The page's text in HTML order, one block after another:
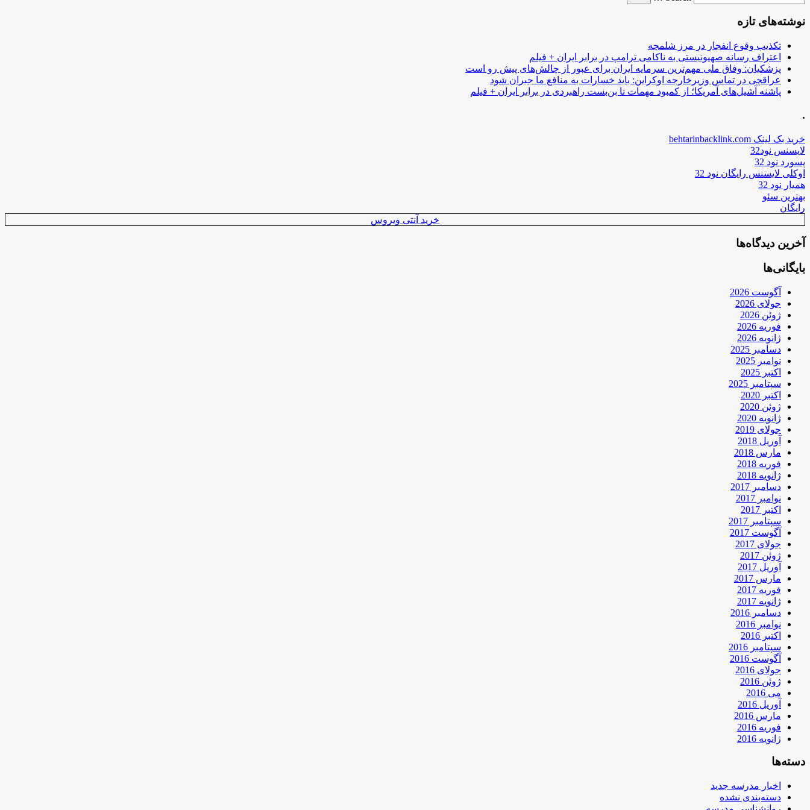
نوشته‌های تازه
تکذیب وقوع انفجار در مرز شلمچه
اعتراف رسانه صهیونیستی به ناکامی ترامپ در برابر ایران + فیلم
پزشکیان: وفاق ملی مهم‌ترین سرمایه ایران برای عبور از چالش‌های پیش رو است
عراقچی در تماس وزیرخارجه اوکراین: باید خسارات به منافع ما جبران شود
پاشنه آشیل‌های آمریکا؛ از کمبود مهمات تا بن‌بست راهبردی در برابر ایران + فیلم
.
خرید بک لینک behtarinbacklink.com
لایسنس نود32
پسورد نود 32
اوکلی لایسنس رایگان نود 32
همیار نود 32
بهترین سئو
رایگان
خرید آنتی ویروس
آخرین دیدگاه‌ها
بایگانی‌ها
آگوست 2026
جولای 2026
ژوئن 2026
فوریه 2026
ژانویه 2026
دسامبر 2025
نوامبر 2025
اکتبر 2025
سپتامبر 2025
اکتبر 2020
ژوئن 2020
ژانویه 2020
جولای 2019
آوریل 2018
مارس 2018
فوریه 2018
ژانویه 2018
دسامبر 2017
نوامبر 2017
اکتبر 2017
سپتامبر 2017
آگوست 2017
جولای 2017
ژوئن 2017
آوریل 2017
مارس 2017
فوریه 2017
ژانویه 2017
دسامبر 2016
نوامبر 2016
اکتبر 2016
سپتامبر 2016
آگوست 2016
جولای 2016
ژوئن 2016
می 2016
آوریل 2016
مارس 2016
فوریه 2016
ژانویه 2016
دسته‌ها
اخبار مدرسه جدید
دسته‌بندی نشده